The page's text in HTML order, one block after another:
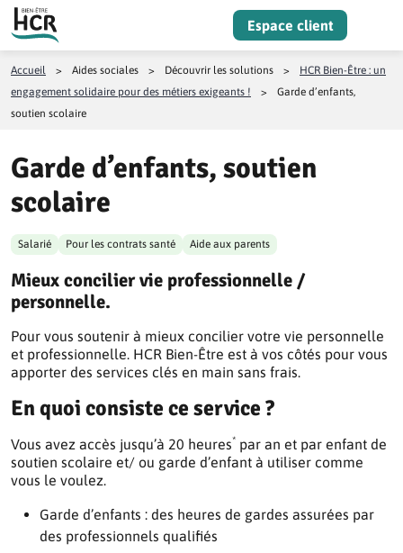
Aller au contenu
Espace client
Accueil > Aides sociales > Découvrir les solutions >
HCR Bien-Être : un
engagement solidaire pour des métiers exigeants !
>
Garde d’enfants,
soutien scolaire
Garde d’enfants, soutien
scolaire
Salarié Pour les contrats santé Aide aux parents
Mieux concilier vie professionnelle /
personnelle.
Pour vous soutenir à mieux concilier votre vie personnelle
et professionnelle. HCR Bien-Être est à vos côtés pour vous
apporter des services clés en main sans frais.
En quoi consiste ce service ?
Vous avez accès jusqu’à 20 heures* par an et par enfant de
soutien scolaire et/ ou garde d’enfant à utiliser comme
vous le voulez.
Garde d’enfants : des heures de gardes assurées par
des professionnels qualifiés